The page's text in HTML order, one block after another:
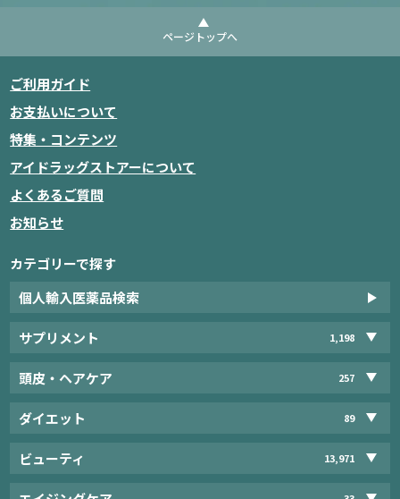
ページトップへ
ご利用ガイド
お支払いについて
特集・コンテンツ
アイドラッグストアーについて
よくあるご質問
お知らせ
カテゴリーで探す
個人輸入医薬品検索
サプリメント 1,198
頭皮・ヘアケア 257
ダイエット 89
ビューティ 13,971